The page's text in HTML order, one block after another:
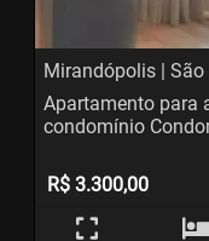
Mirandópolis | São
Apartamento para
condomínio
R$ 3.300,00